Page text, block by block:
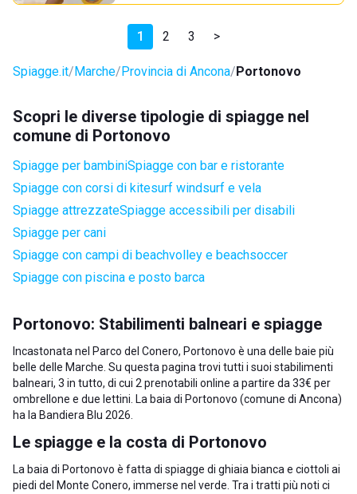
1 2 3 >
Spiagge.it Marche Provincia di Ancona Portonovo
Scopri le diverse tipologie di spiagge nel
comune di Portonovo
Spiagge per bambiniSpiagge con bar e ristorante
Spiagge con corsi di kitesurf windsurf e vela
Spiagge attrezzateSpiagge accessibili per disabili
Spiagge per cani
Spiagge con campi di beachvolley e beachsoccer
Spiagge con piscina e posto barca
Portonovo: Stabilimenti balneari e spiagge
Incastonata nel Parco del Conero, Portonovo è una delle baie più
belle delle Marche. Su questa pagina trovi tutti i suoi stabilimenti
balneari, 3 in tutto, di cui 2 prenotabili online a partire da 33€ per
ombrellone e due lettini. La baia di Portonovo (comune di Ancona)
ha la Bandiera Blu 2026.
Le spiagge e la costa di Portonovo
La baia di Portonovo è fatta di spiagge di ghiaia bianca e ciottoli ai
piedi del Monte Conero, immerse nel verde. Tra i tratti più noti ci